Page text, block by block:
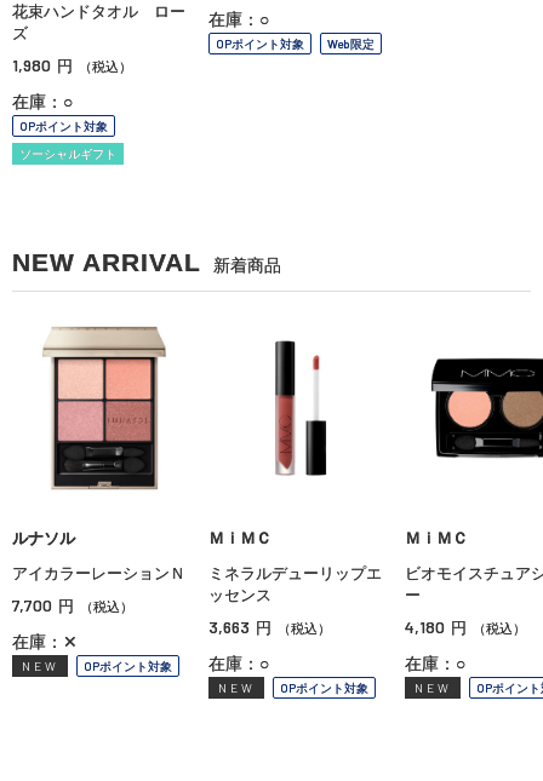
花束ハンドタオル ロー
ズ
1,980 円 （税込）
在庫：○
OPポイント対象
ソーシャルギフト
在庫：○
OPポイント対象 Web限定
NEW ARRIVAL 新着商品
ルナソル
アイカラーレーションＮ
7,700 円 （税込）
在庫：✕
NEW OPポイント対象
ＭｉＭＣ
ミネラルデューリップエ
ッセンス
3,663 円 （税込）
在庫：○
NEW OPポイント対象
ＭｉＭＣ
ビオモイスチュア
ー
4,180 円 （税込）
在庫：○
NEW OPポイン